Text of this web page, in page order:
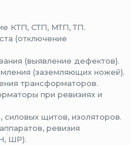
КТП, СТП, МТП, ТП.
(отключение
(выявление дефектов).
(заземляющих ножей).
трансформаторов.
при ревизиях и
силовых щитов, изоляторов.
ревизия
ШР).